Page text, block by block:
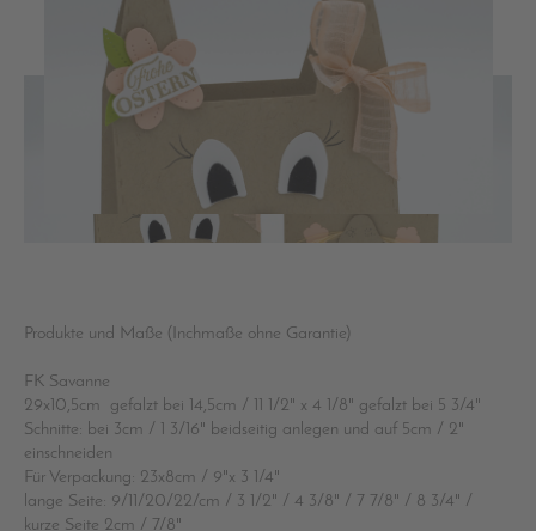
Produkte und Maße (Inchmaße ohne Garantie)
FK Savanne
29x10,5cm gefalzt bei 14,5cm / 11 1/2" x 4 1/8" gefalzt bei 5 3/4"
Schnitte: bei 3cm / 1 3/16" beidseitig anlegen und auf 5cm / 2"
einschneiden
Für Verpackung: 23x8cm / 9"x 3 1/4"
lange Seite: 9/11/20/22/cm / 3 1/2" / 4 3/8" / 7 7/8" / 8 3/4" /
kurze Seite 2cm / 7/8"